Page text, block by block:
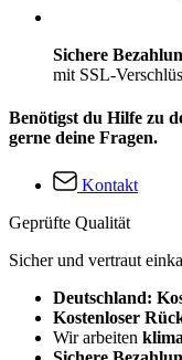
Sichere
mit SSL-
Benötigst du Hilfe zu
gerne deine Fragen.
Kontakt
Geprüfte Qualität
Sicher und vertraut
Deutschland:
Kostenloser
Wir arbeiten